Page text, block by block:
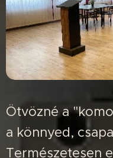
Ötvözné a
a könnyed,
Természetesen